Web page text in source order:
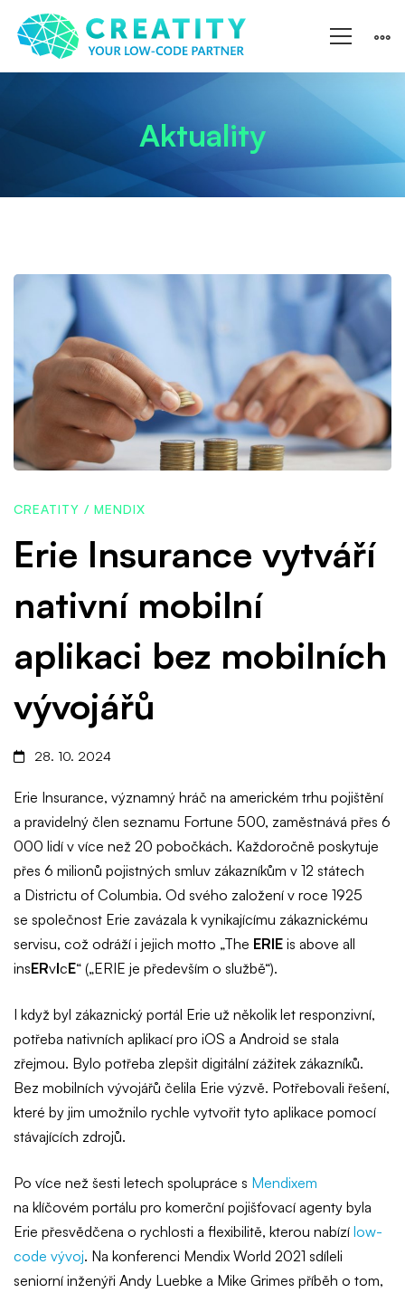
Aktuality
Erie
Insurance
vytváří
nativní
mobilní
aplikaci
bez
mobilních
vývojářů
CREATITY / MENDIX
Erie Insurance vytváří
nativní mobilní
aplikaci bez mobilních
vývojářů
28. 10. 2024
Erie Insurance, významný hráč na americkém trhu pojištění
a pravidelný člen seznamu Fortune 500, zaměstnává přes 6
000 lidí v více než 20 pobočkách. Každoročně poskytuje
přes 6 milionů pojistných smluv zákazníkům v 12 státech
a Districtu of Columbia. Od svého založení v roce 1925
se společnost Erie zavázala k vynikajícímu zákaznickému
servisu, což odráží i jejich motto „The ERIE is above all
insERvIcE“ („ERIE je především o službě“).
I když byl zákaznický portál Erie už několik let responzivní,
potřeba nativních aplikací pro iOS a Android se stala
zřejmou. Bylo potřeba zlepšit digitální zážitek zákazníků.
Bez mobilních vývojářů čelila Erie výzvě. Potřebovali řešení,
které by jim umožnilo rychle vytvořit tyto aplikace pomocí
stávajících zdrojů.
Po více než šesti letech spolupráce s Mendixem
na klíčovém portálu pro komerční pojišťovací agenty byla
Erie přesvědčena o rychlosti a flexibilitě, kterou nabízí low-
code vývoj. Na konferenci Mendix World 2021 sdíleli
seniorní inženýři Andy Luebke a Mike Grimes příběh o tom,